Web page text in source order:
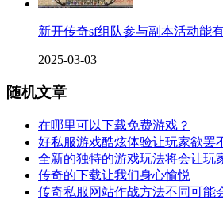
新开传奇sf组队参与副本活动能
2025-03-03
随机文章
在哪里可以下载免费游戏？
好私服游戏酷炫体验让玩家欲罢
全新的独特的游戏玩法将会让玩
传奇的下载让我们身心愉悦
传奇私服网站作战方法不同可能